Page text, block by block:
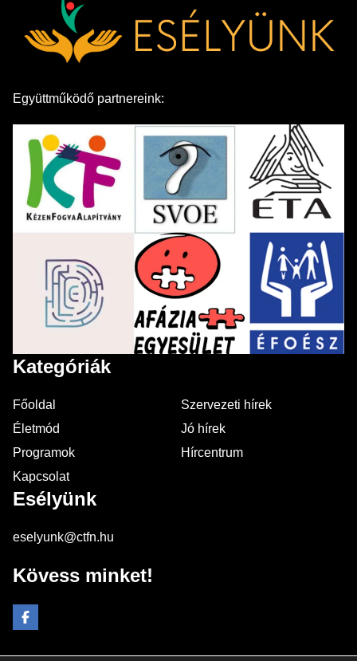
Együttműködő partnereink:
Kategóriák
Főoldal
Szervezeti hírek
Életmód
Jó hírek
Programok
Hírcentrum
Kapcsolat
Esélyünk
eselyunk@ctfn.hu
Kövess minket!